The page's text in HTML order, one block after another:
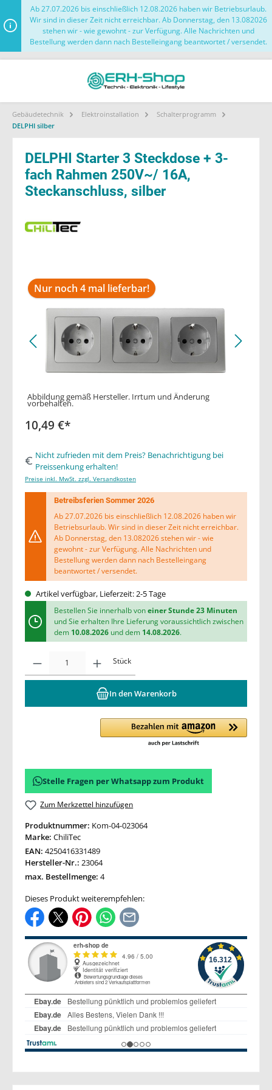
Ab 27.07.2026 bis einschließlich 12.08.2026 haben wir Betriebsurlaub.
Wir sind in dieser Zeit nicht erreichbar. Ab Donnerstag, den 13.082026
stehen wir - wie gewohnt - zur Verfügung. Alle Nachrichten und
Bestellung werden dann nach Bestelleingang beantwortet / versendet.
Gebäudetechnik Elektroinstallation
Schalterprogramm
DELPHI silber
DELPHI Starter 3 Steckdose + 3-
fach Rahmen 250V~/ 16A,
Steckanschluss, silber
Nur noch 4 mal lieferbar!
Abbildung gemäß Hersteller. Irrtum und Änderung
vorbehalten.
10,49 €*
Nicht zufrieden mit dem Preis? Benachrichtigung bei
Preissenkung erhalten!
Preise inkl. MwSt. zzgl. Versandkosten
Betreibsferien Sommer 2026
Ab 27.07.2026 bis einschließlich 12.08.2026 haben wir
Betriebsurlaub. Wir sind in dieser Zeit nicht erreichbar.
Ab Donnerstag, den 13.082026 stehen wir - wie
gewohnt - zur Verfügung. Alle Nachrichten und
Bestellung werden dann nach Bestelleingang
beantwortet / versendet.
Artikel verfügbar, Lieferzeit: 2-5 Tage
Bestellen Sie innerhalb voneiner Stunde 23 Minuten
und Sie erhalten Ihre Lieferung voraussichtlich zwischen
dem 10.08.2026und dem 14.08.2026.
Stück
In den Warenkorb
Stelle Fragen per Whatsapp zum Produkt
Zum Merkzettel hinzufügen
Produktnummer: Kom-04-023064
Marke: ChiliTec
EAN: 4250416331489
Hersteller-Nr.: 23064
max. Bestellmenge: 4
Dieses Produkt weiterempfehlen: